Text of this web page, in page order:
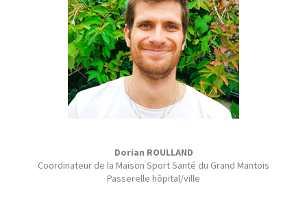
Dorian ROULLAND
Coordinateur de la Maison Sport Santé du Grand Mantois
Passerelle hôpital/ville